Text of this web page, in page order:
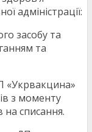
адміністрації:
засобу та
та
«Укрвакцина»
з моменту
списання.